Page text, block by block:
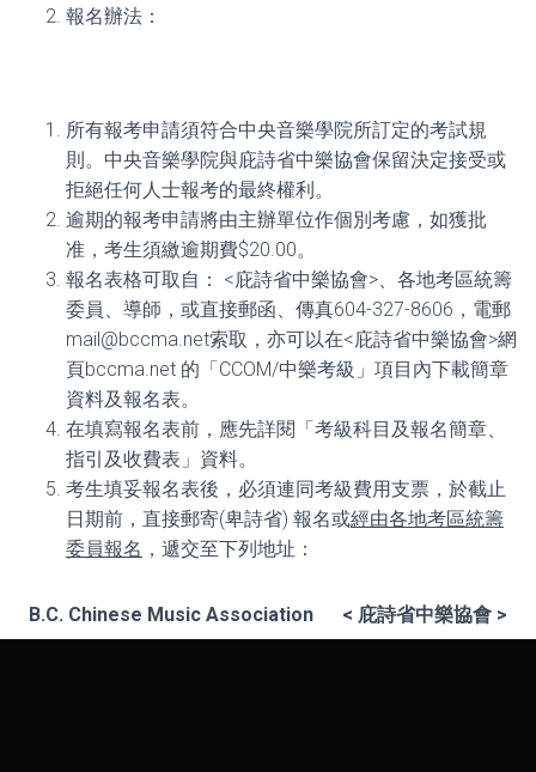
報名辦法：
所有報考申請須符合中央音樂學院所訂定的考試規
則。中央音樂學院與庇詩省中樂協會保留決定接受或
拒絕任何人士報考的最終權利。
逾期的報考申請將由主辦單位作個別考慮，如獲批
准，考生須繳逾期費$20.00。
報名表格可取自： <庇詩省中樂協會>、各地考區統籌
委員、導師，或直接郵函、傳真604-327-8606，電郵
mail@bccma.net索取，亦可以在<庇詩省中樂協會>網
頁bccma.net 的「CCOM/中樂考級」項目內下載簡章
資料及報名表。
在填寫報名表前，應先詳閱「考級科目及報名簡章、
指引及收費表」資料。
考生填妥報名表後，必須連同考級費用支票，於截止
日期前，直接郵寄(卑詩省) 報名或經由各地考區統籌
委員報名 ，遞交至下列地址：
B.C. Chinese Music Association < 庇詩省中樂協會 >